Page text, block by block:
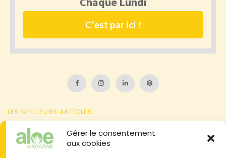
Gérer le consentement
aux cookies
LES MEILLEURS ARTICLES
Attention à l'aloïne contenue dans la sève d'aloe vera
L'aloe et l'agave : 2 plantes à ne pas confondre